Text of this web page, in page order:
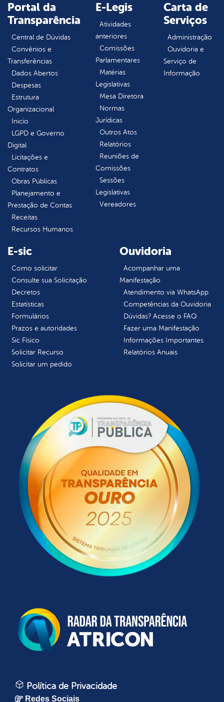
Portal da
Transparência
Central de Dúvidas
Convênios e
Transferências
Dados Abertos
Despesas
Estrutura
Organizacional
Inicio
LGPD e Governo
Digital
Licitações e
Contratos
Obras Públicas
Planejamento e
Prestação de Contas
Receitas
Recursos Humanos
E-Legis
Atividades
anteriores
Comissões
Parlamentares
Matérias
Legislativas
Mesa Diretora
Normas
Jurídicas
Outros Atos
Relatórios
Reuniões de
Comissões
Sessões
Legislativas
Vereadores
Carta de
Serviços
Administração
Ouvidoria e
Serviço de
Informação
E-sic
Como solicitar
Consulte sua Solicitação
Decretos
Estatísticas
Formulários
Prazos e autoridades
Sic Físico
Solicitar Recurso
Solicitar um pedido
Ouvidoria
Acompanhar uma
Manifestação
Atendimento via WhatsApp
Competências da Ouvidoria
Dúvidas? Acesse o FAQ
Fazer uma Manifestação
Informações Importantes
Relatórios Anuais
Política de Privacidade
Redes Sociais